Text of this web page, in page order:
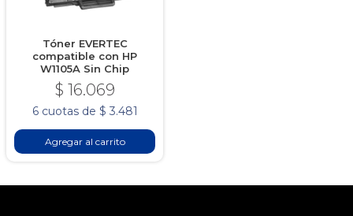
Tóner EVERTEC
compatible con HP
W1105A Sin Chip
$ 16.069
6 cuotas de $ 3.481
Agregar al carrito